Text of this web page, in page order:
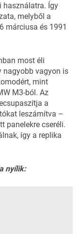
használatra. Így
melyből a
márciusa és 1991
most éli
nagyobb vagyon is
mint
M3-ból. Az
a
leszámítva –
panelekre cseréli.
így a replika
nyílik: